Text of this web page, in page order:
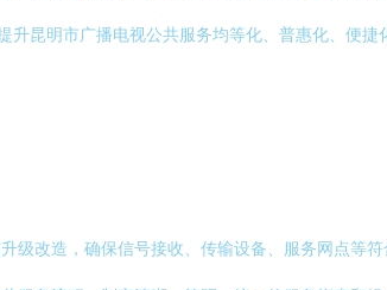
昆明市广播电视公共服务均等化、普惠化、便捷
改造，确保信号接收、传输设备、服务网点等